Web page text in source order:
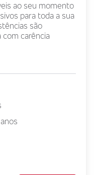
ao seu momento
para toda a sua
são
com carência